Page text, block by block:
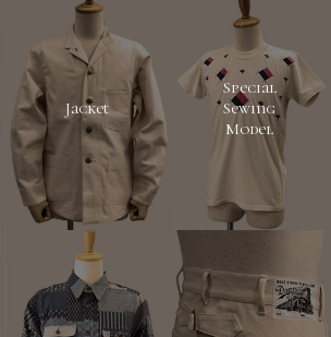
Jacket
Special
Sewing
Model